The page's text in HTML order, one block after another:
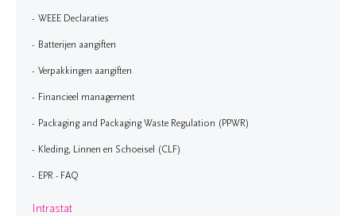
WEEE Declaraties
Batterijen aangiften
Verpakkingen aangiften
Financieel management
Packaging and Packaging Waste Regulation (PPWR)
Kleding, Linnen en Schoeisel (CLF)
EPR - FAQ
Intrastat